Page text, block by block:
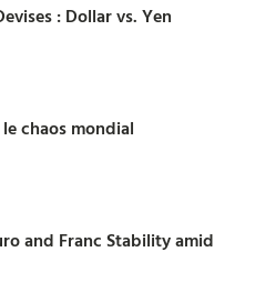
: Dollar vs. Yen
chaos mondial
and Franc Stability amid